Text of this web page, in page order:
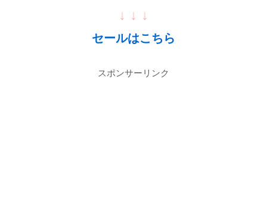
↓ ↓ ↓
セールはこちら
スポンサーリンク